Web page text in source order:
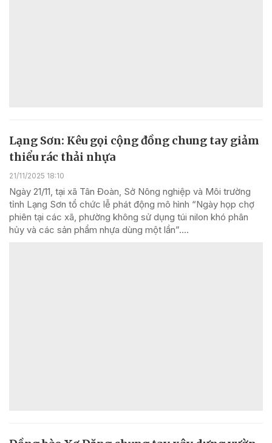
Lạng Sơn: Kêu gọi cộng đồng chung tay giảm
thiểu rác thải nhựa
21/11/2025 18:10
Ngày 21/11, tại xã Tân Đoàn, Sở Nông nghiệp và Môi trường
tỉnh Lạng Sơn tổ chức lễ phát động mô hình “Ngày họp chợ
phiên tại các xã, phường không sử dụng túi nilon khó phân
hủy và các sản phẩm nhựa dùng một lần”....